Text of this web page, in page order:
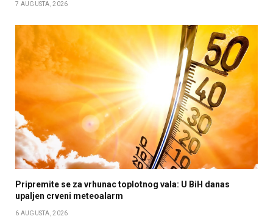
7 AUGUSTA, 2026
Pripremite se za vrhunac toplotnog vala: U BiH danas
upaljen crveni meteoalarm
6 AUGUSTA, 2026